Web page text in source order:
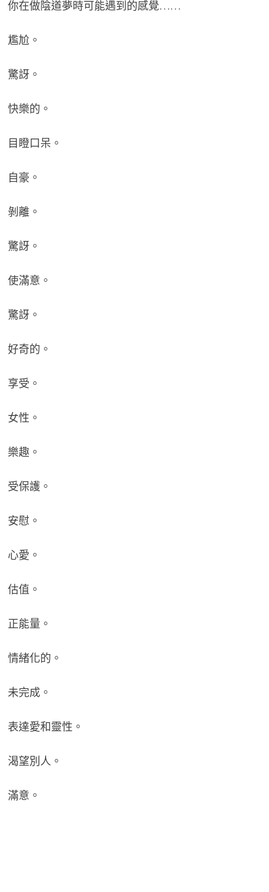
你在做陰道夢時可能遇到的感覺……
尷尬。
驚訝。
快樂的。
目瞪口呆。
自豪。
剝離。
驚訝。
使滿意。
驚訝。
好奇的。
享受。
女性。
樂趣。
受保護。
安慰。
心愛。
估值。
正能量。
情緒化的。
未完成。
表達愛和靈性。
渴望別人。
滿意。